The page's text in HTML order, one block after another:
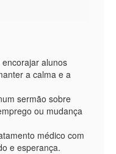
alunos
a calma e a
sermão sobre
ou mudança
médico com
e esperança.